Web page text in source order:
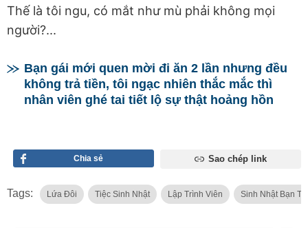
Thế là tôi ngu, có mắt như mù phải không mọi
người?...
Bạn gái mới quen mời đi ăn 2 lần nhưng đều
không trả tiền, tôi ngạc nhiên thắc mắc thì
nhân viên ghé tai tiết lộ sự thật hoảng hồn
Chia sẻ Sao chép link
Tags: Lứa Đôi Tiệc Sinh Nhật Lập Trình Viên Sinh Nhật Bạn